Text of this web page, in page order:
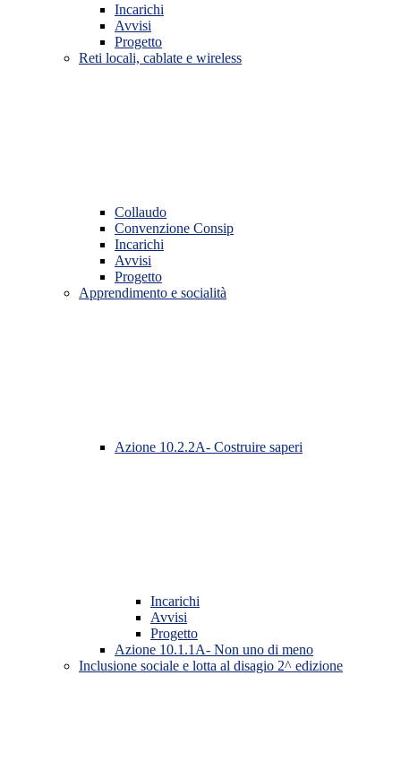
Incarichi
Avvisi
Progetto
Reti locali, cablate e wireless
Collaudo
Convenzione Consip
Incarichi
Avvisi
Progetto
Apprendimento e socialità
Azione 10.2.2A- Costruire saperi
Incarichi
Avvisi
Progetto
Azione 10.1.1A- Non uno di meno
Inclusione sociale e lotta al disagio 2^ edizione